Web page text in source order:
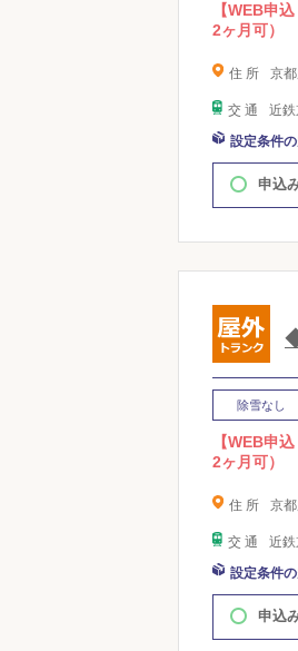
【WEB申
2ヶ月可）
住 所 京
交 通 近
設定条件
申込
除雪なし
【WEB申
2ヶ月可）
住 所 京
交 通 近
設定条件
申込